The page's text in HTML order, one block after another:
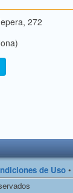
272
de Uso •